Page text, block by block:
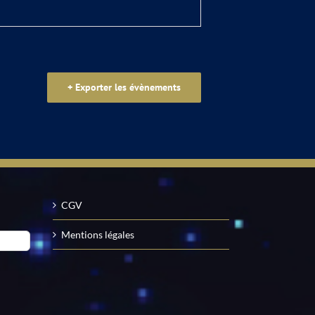
+ Exporter les évènements
CGV
Mentions légales